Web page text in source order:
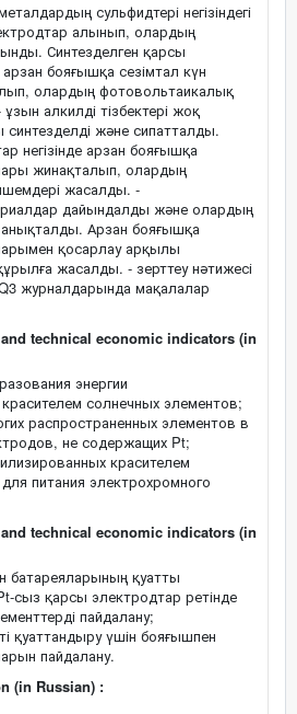
сульфидтері негізіндегі
алынып, олардың
Синтезделген қарсы
арзан бояғышқа сезімтал күн
олардың фотовольтаикалық
алкилді тізбектері жоқ
және сипатталды.
негізінде арзан бояғышқа
жинақталып, олардың
жасалды. -
дайындалды және олардың
анықталды. Арзан бояғышқа
қосарлау арқылы
жасалды. - зерттеу нәтижесі
журналдарында мақалалар
technical economic indicators (in
энергии
солнечных элементов;
распространенных элементов в
не содержащих Pt;
красителем
питания электрохромного
technical economic indicators (in
батареяларының қуатты
Pt-сыз қарсы электродтар ретінде
пайдалану;
қуаттандыру үшін бояғышпен
пайдалану.
(in Russian) :